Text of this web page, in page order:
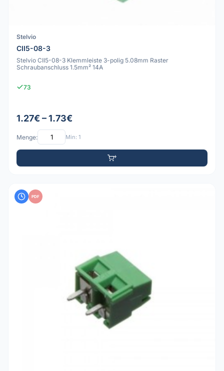
Stelvio
CII5-08-3
Stelvio CII5-08-3 Klemmleiste 3-polig 5.08mm Raster
Schraubanschluss 1.5mm² 14A
73
1.27€ – 1.73€
Menge: Min: 1
PDF